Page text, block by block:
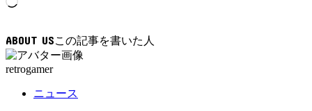
み
中…
ABOUT US
retrogamer
ニュース